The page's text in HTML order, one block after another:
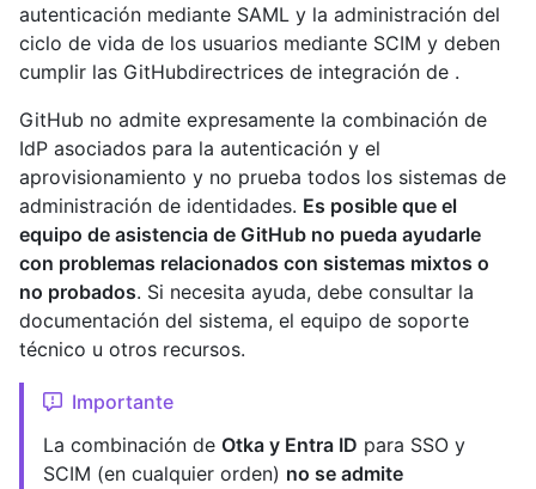
autenticación mediante SAML y la administración del
ciclo de vida de los usuarios mediante SCIM y deben
cumplir las GitHubdirectrices de integración de .
GitHub no admite expresamente la combinación de
IdP asociados para la autenticación y el
aprovisionamiento y no prueba todos los sistemas de
administración de identidades. Es posible que el
equipo de asistencia de GitHub no pueda ayudarle
con problemas relacionados con sistemas mixtos o
no probados. Si necesita ayuda, debe consultar la
documentación del sistema, el equipo de soporte
técnico u otros recursos.
Importante
La combinación de Otka y Entra ID para SSO y
SCIM (en cualquier orden) no se admite